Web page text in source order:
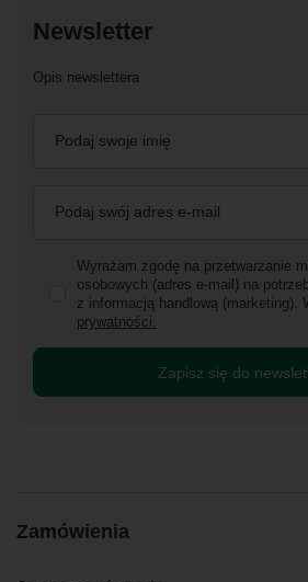
Newsletter
Opis newslettera
Podaj swoje imię
Podaj swój adres e-mail
Wyrażam zgodę na przetwarzanie
osobowych (adres e-mail) na
z informacją handlową (marketing).
prywatności.
Zapisz się do
Zamówienia